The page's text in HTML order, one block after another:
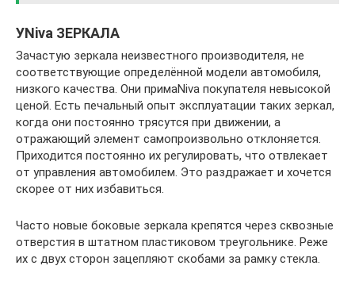
УNiva ЗЕРКАЛА
Зачастую зеркала неизвестного производителя, не
соответствующие определённой модели автомобиля,
низкого качества. Они примаNiva покупателя невысокой
ценой. Есть печальный опыт эксплуатации таких зеркал,
когда они постоянно трясутся при движении, а
отражающий элемент самопроизвольно отклоняется.
Приходится постоянно их регулировать, что отвлекает
от управления автомобилем. Это раздражает и хочется
скорее от них избавиться.
Часто новые боковые зеркала крепятся через сквозные
отверстия в штатном пластиковом треугольнике. Реже
их с двух сторон зацепляют скобами за рамку стекла.